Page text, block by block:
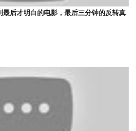
最后才明白的电影，最后三分钟的反转真